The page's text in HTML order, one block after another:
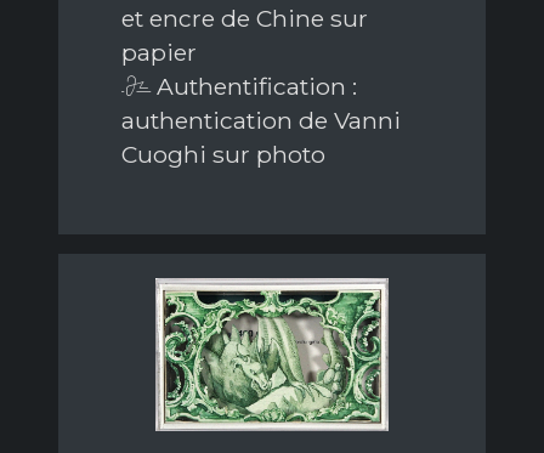
et encre de Chine sur
papier
Authentification :
authentication de Vanni
Cuoghi sur photo